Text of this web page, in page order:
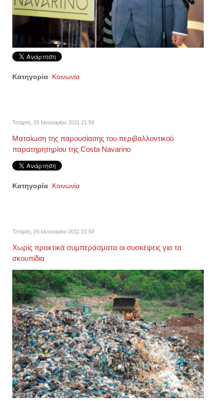
Κατηγορία Κοινωνία
Τετάρτη, 26 Ιανουαρίου 2011 21:59
Ματαίωση της παρουσίασης του περιβαλλοντικού
παρατηρητηρίου της Costa Navarino
Κατηγορία Κοινωνία
Τετάρτη, 26 Ιανουαρίου 2011 21:58
Χωρίς πρακτικά συμπεράσματα οι συσκέψεις για τα
σκουπίδια